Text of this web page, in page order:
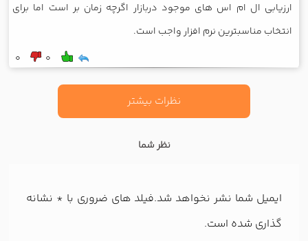
ارزیابی ال ام اس های موجود دربازار اگرچه زمان بر است اما برای
انتخاب مناسبترین نرم افزار واجب است.
0
0
نظرات بیشتر
نظر شما
ایمیل شما نشر نخواهد شد.فیلد های ضروری با * نشانه
گذاری شده است.